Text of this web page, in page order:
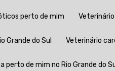
perto de mim
Grande do Sul Veterinário
perto de mim no Rio Grande do